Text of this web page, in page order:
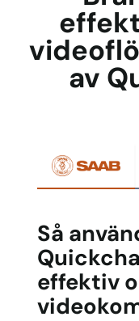
av
Så
effektiv